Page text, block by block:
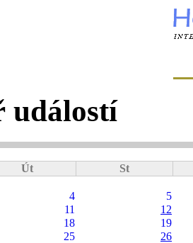
událostí
Út St
4
5
11
12
18
19
25
26